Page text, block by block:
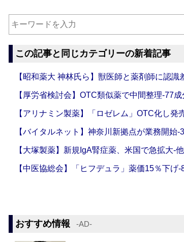
この記事と同じカテゴリーの新着記事
【昭和薬大 神林氏ら】獣医師と薬剤師に認識
【厚労省検討会】OTC類似薬で中間整理‐77
【アリナミン製薬】「ロゼレム」OTC化し発
【バイタルネット】神奈川新拠点が業務開始
【大塚製薬】新規IgA腎症薬、米国で急拡大‐
【中医協総会】「ヒフデュラ」薬価15％下げ
おすすめ情報 ‐AD‐